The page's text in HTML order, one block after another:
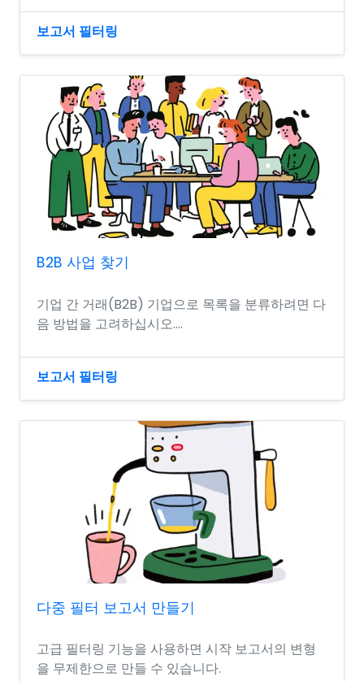
보고서 필터링
B2B 사업 찾기
기업 간 거래(B2B) 기업으로 목록을 분류하려면 다
음 방법을 고려하십시오....
보고서 필터링
다중 필터 보고서 만들기
고급 필터링 기능을 사용하면 시작 보고서의 변형
을 무제한으로 만들 수 있습니다.